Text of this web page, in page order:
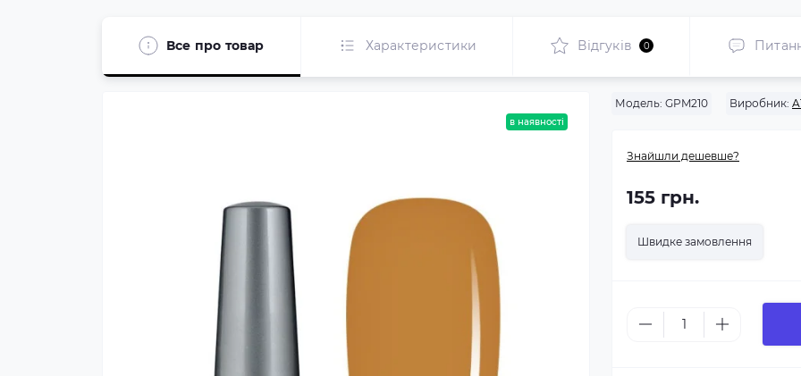
Все про товар Характеристики Відгуків 0
в наявності
Модель: GPM210 Виробник:
Знайшли дешевше?
155 грн.
Швидке замовлення